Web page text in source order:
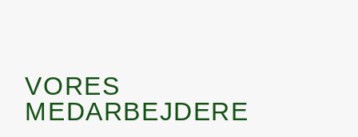
VORES
MEDARBEJDERE